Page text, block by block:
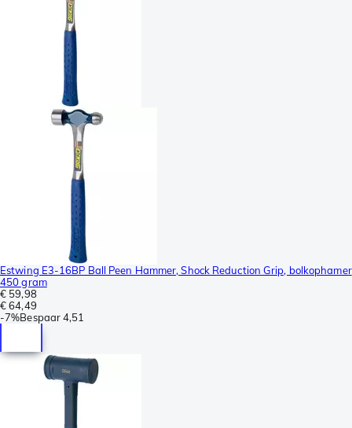
Estwing E3-16BP Ball Peen Hammer, Shock Reduction Grip, bolkophamer
450 gram
€ 59,98
€ 64,49
-7%Bespaar4,51